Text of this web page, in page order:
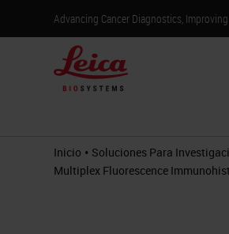
Advancing Cancer Diagnostics,
Inicio • Soluciones Para
Multiplex Fluorescence